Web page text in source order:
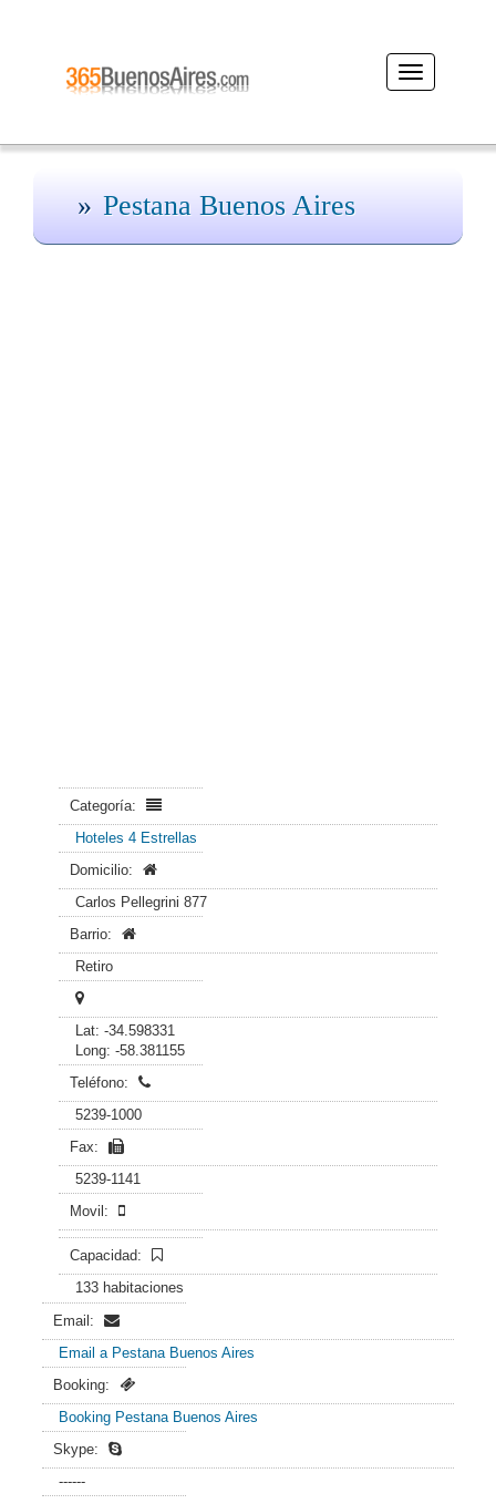
Desplegar
navegación
Pestana Buenos Aires
Categoría:
Hoteles 4 Estrellas
Domicilio:
Carlos Pellegrini 877
Barrio:
Retiro
Lat: -34.598331
Long: -58.381155
Teléfono:
5239-1000
Fax:
5239-1141
Movil:
Capacidad:
133 habitaciones
Email:
Email a Pestana Buenos Aires
Booking:
Booking Pestana Buenos Aires
Skype:
------